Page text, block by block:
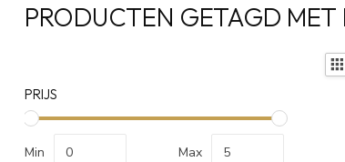
PRODUCTEN GETAGD
PRIJS
Min Max